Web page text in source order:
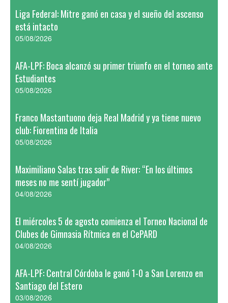
Liga Federal: Mitre ganó en casa y el sueño del ascenso
está intacto
05/08/2026
AFA-LPF: Boca alcanzó su primer triunfo en el torneo ante
Estudiantes
05/08/2026
Franco Mastantuono deja Real Madrid y ya tiene nuevo
club: Fiorentina de Italia
05/08/2026
Maximiliano Salas tras salir de River: “En los últimos
meses no me sentí jugador”
04/08/2026
El miércoles 5 de agosto comienza el Torneo Nacional de
Clubes de Gimnasia Rítmica en el CePARD
04/08/2026
AFA-LPF: Central Córdoba le ganó 1-0 a San Lorenzo en
Santiago del Estero
03/08/2026